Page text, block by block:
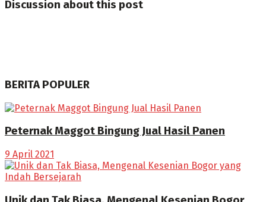
Discussion about this post
BERITA POPULER
Peternak Maggot Bingung Jual Hasil Panen
9 April 2021